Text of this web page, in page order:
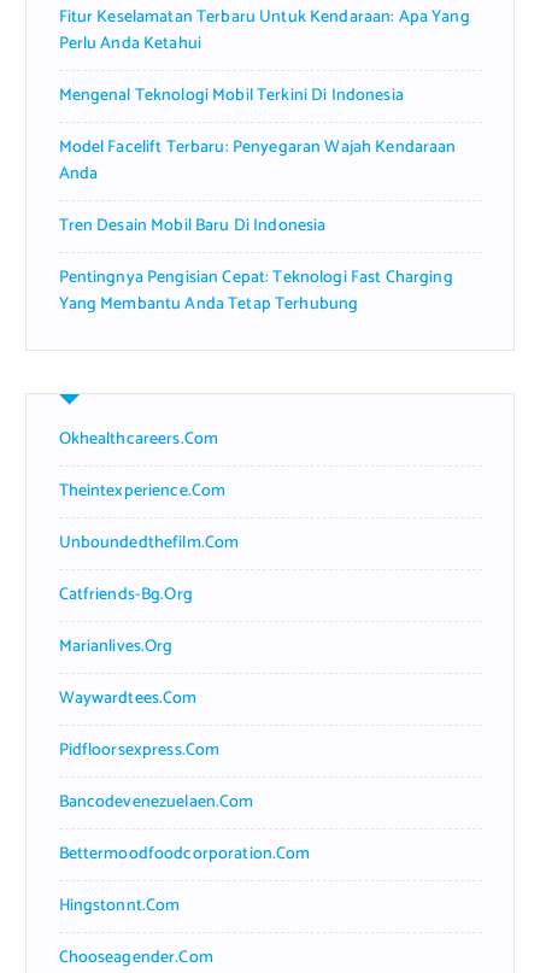
:Fitur Keselamatan Terbaru Untuk Kendaraan: Apa Yang
Perlu Anda Ketahui
Mengenal Teknologi Mobil Terkini Di Indonesia
Model Facelift Terbaru: Penyegaran Wajah Kendaraan
Anda
Tren Desain Mobil Baru Di Indonesia
Pentingnya Pengisian Cepat: Teknologi Fast Charging
Yang Membantu Anda Tetap Terhubung
Okhealthcareers.com
Theintexperience.com
Unboundedthefilm.com
Catfriends-Bg.org
Marianlives.org
Waywardtees.com
Pidfloorsexpress.com
Bancodevenezuelaen.com
Bettermoodfoodcorporation.com
Hingstonnt.com
Chooseagender.com